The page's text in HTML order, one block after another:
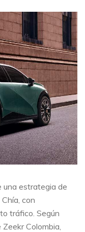
una estrategia de
con
tráfico. Según
Zeekr Colombia,